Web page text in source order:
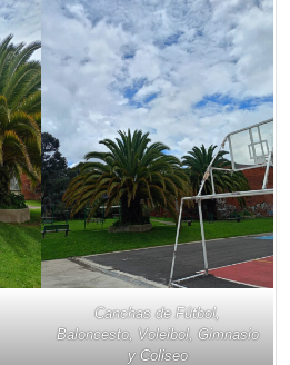
Canchas de Fútbol,
Baloncesto, Voleibol, Gimnasio
y Coliseo